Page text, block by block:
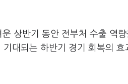
상반기 동안 전부처 수출 역
대되는 하반기 경기 회복의 효